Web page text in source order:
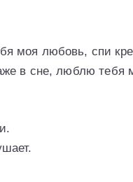
моя любовь, спи
в сне, люблю тебя